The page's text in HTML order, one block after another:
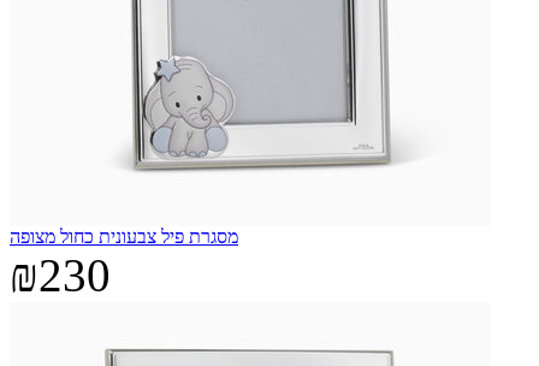
מסגרת פיל צבעונית כחול מצופה
₪230